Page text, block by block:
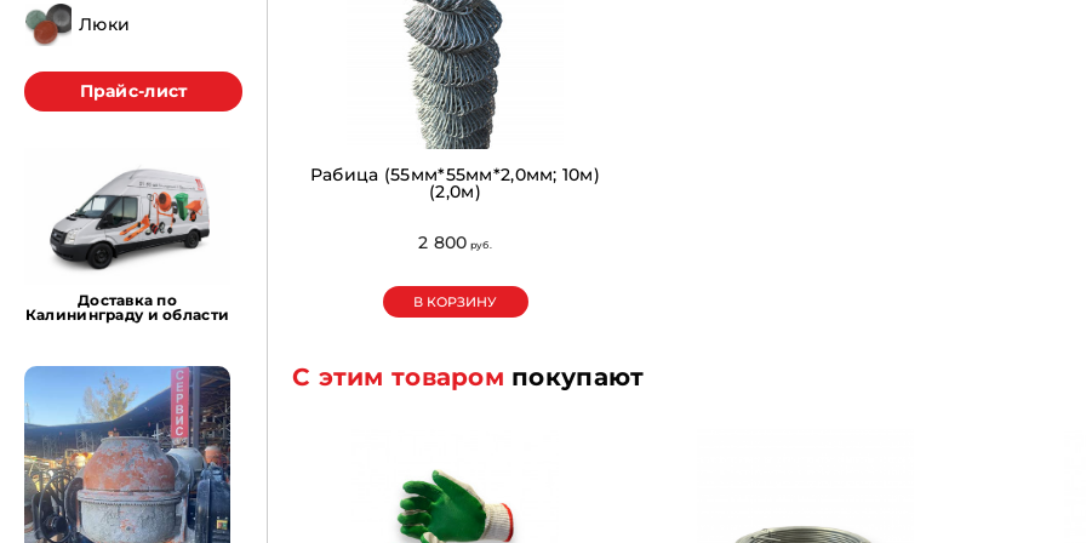
Люки
Прайс-лист
Доставка по
Калининграду и области
В КОРЗИНУ
Рабица (55мм*55мм*2,0мм; 10м)
(2,0м)
2 800 pуб.
С этим товаром покупают